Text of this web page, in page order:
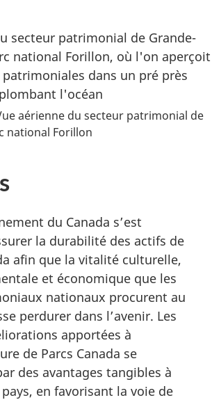
aérienne du secteur patrimonial de
national Forillon
du Canada s’est
la durabilité des actifs de
afin que la vitalité culturelle,
et économique que les
nationaux procurent au
perdurer dans l’avenir. Les
apportées à
de Parcs Canada se
des avantages tangibles à
en favorisant la voie de